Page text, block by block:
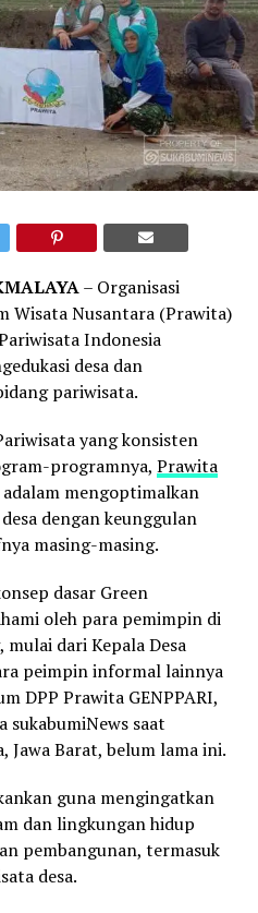
– Organisasi
Wisata Nusantara (Prawita)
Indonesia
desa dan
pariwisata.
yang konsisten
programnya, Prawita
mengoptimalkan
dengan keunggulan
masing-masing.
dasar Green
oleh para pemimpin di
dari Kepala Desa
peimpin informal lainnya
DPP Prawita GENPPARI,
sukabumiNews saat
Jawa Barat, belum lama ini.
guna mengingatkan
dan lingkungan hidup
pembangunan, termasuk
desa.